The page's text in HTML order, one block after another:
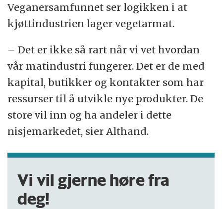
Veganersamfunnet ser logikken i at
kjøttindustrien lager vegetarmat.
– Det er ikke så rart når vi vet hvordan
vår matindustri fungerer. Det er de med
kapital, butikker og kontakter som har
ressurser til å utvikle nye produkter. De
store vil inn og ha andeler i dette
nisjemarkedet, sier Althand.
Vi vil gjerne høre fra
deg!